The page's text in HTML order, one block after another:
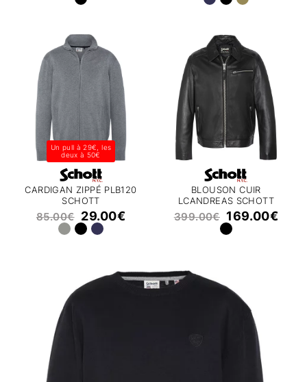
Un pull à 29€, les
deux à 50€
CARDIGAN ZIPPÉ PLB120
SCHOTT
85.00€ 29.00€
BLOUSON CUIR
LCANDREAS SCHOTT
399.00€ 169.00€